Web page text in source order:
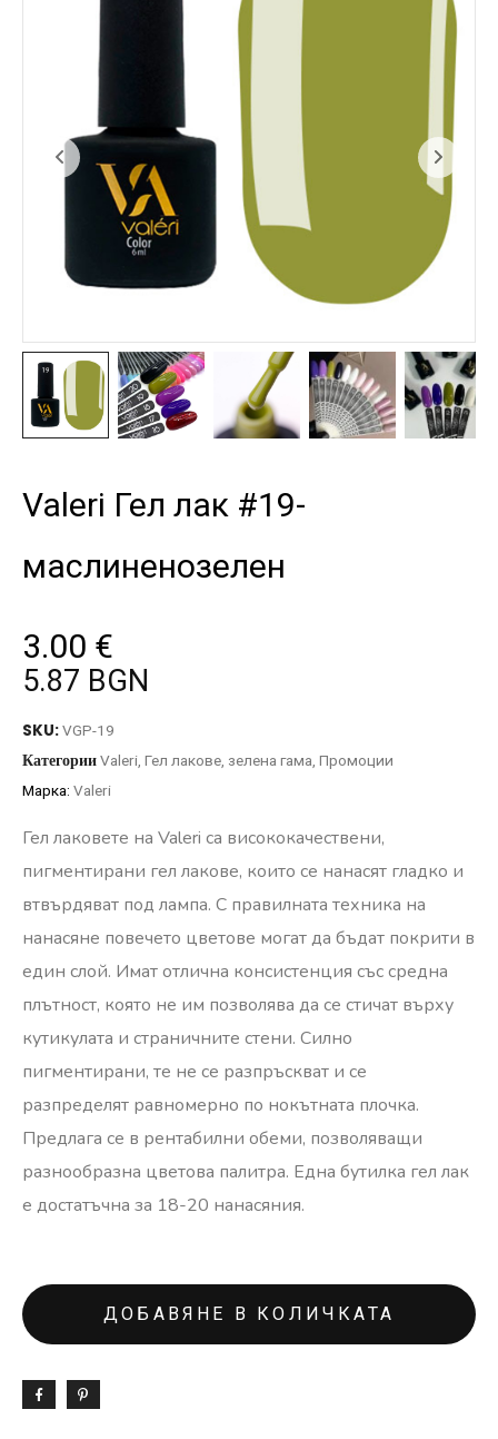
Valeri Гел лак #19-
маслиненозелен
3.00 €
5.87 BGN
SKU:VGP-19
КатегорииValeri Гел лакове зелена гама Промоции
Марка: Valeri
Гел лаковете на Valeri са висококачествени,
пигментирани гел лакове, които се нанасят гладко и
втвърдяват под лампа. С правилната техника на
нанасяне повечето цветове могат да бъдат покрити в
един слой. Имат отлична консистенция със средна
плътност, която не им позволява да се стичат върху
кутикулата и страничните стени. Силно
пигментирани, те не се разпръскват и се
разпределят равномерно по нокътната плочка.
Предлага се в рентабилни обеми, позволяващи
разнообразна цветова палитра. Една бутилка гел лак
е достатъчна за 18-20 нанасяния.
ДОБАВЯНЕ В КОЛИЧКАТА